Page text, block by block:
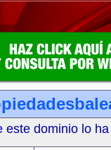
este dominio lo